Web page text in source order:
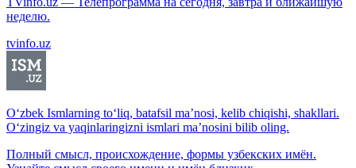
неделю.
tvinfo.uz
O‘zbek Ismlarning to‘liq, batafsil ma’nosi, kelib chiqishi, shakllari.
O‘zingiz va yaqinlaringizni ismlari ma’nosini bilib oling.
Полный смысл, происхождение, формы узбекских имён.